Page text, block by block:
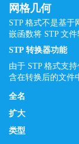
网格几何
STP 格式不是基
嵌函数将 STP 文件
STP 转换器功能
由于 STP 格式支
含在转换后的文件
全名
扩大
类型